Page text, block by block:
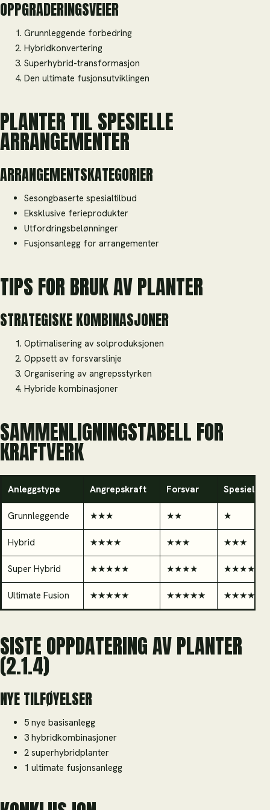
OPPGRADERINGSVEIER
Grunnleggende forbedring
Hybridkonvertering
Superhybrid-transformasjon
Den ultimate fusjonsutviklingen
PLANTER TIL SPESIELLE
ARRANGEMENTER
ARRANGEMENTSKATEGORIER
Sesongbaserte spesialtilbud
Eksklusive ferieprodukter
Utfordringsbelønninger
Fusjonsanlegg for arrangementer
TIPS FOR BRUK AV PLANTER
STRATEGISKE KOMBINASJONER
Optimalisering av solproduksjonen
Oppsett av forsvarslinje
Organisering av angrepsstyrken
Hybride kombinasjoner
SAMMENLIGNINGSTABELL FOR
KRAFTVERK
Anleggstype Angrepskraft Forsvar Spesiell
Grunnleggende ★★★ ★★ ★
Hybrid ★★★★ ★★★ ★★★
Super Hybrid ★★★★★ ★★★★ ★★★★★
Ultimate Fusion ★★★★★ ★★★★★ ★★★★★
SISTE OPPDATERING AV PLANTER
(2.1.4)
NYE TILFØYELSER
5 nye basisanlegg
3 hybridkombinasjoner
2 superhybridplanter
1 ultimate fusjonsanlegg